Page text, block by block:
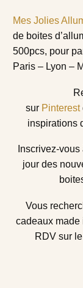
Mes Jolies
de boites
500pcs, pour
Paris – Lyon –
sur Pinterest
inspirations
Inscrivez-
jour des
Vous
cadeaux made
RDV sur